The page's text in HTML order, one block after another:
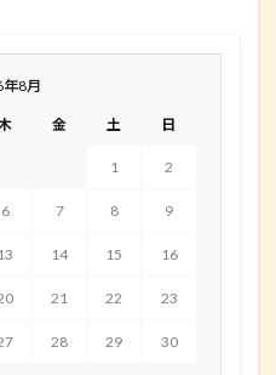
8月
金 土 日
1 2
6 7 8 9
13 14 15 16
21 22 23
28 29 30